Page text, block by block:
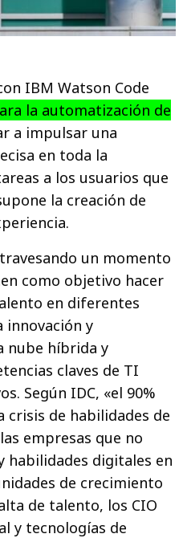
IBM Watson Code
la automatización de
a impulsar una
en toda la
a los usuarios que
la creación de
un momento
como objetivo hacer
en diferentes
innovación y
nube híbrida y
claves de TI
Según IDC, «el 90%
crisis de habilidades de
empresas que no
habilidades digitales en
de crecimiento
de talento, los CIO
y tecnologías de